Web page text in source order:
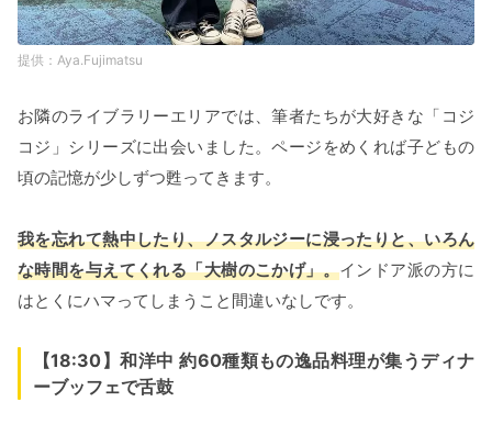
Aya.Fujimatsu
お隣のライブラリーエリアでは、筆者たちが大好きな「コジ
コジ」シリーズに出会いました。ページをめくれば子どもの
頃の記憶が少しずつ甦ってきます。
我を忘れて熱中したり、ノスタルジーに浸ったりと、いろん
な時間を与えてくれる「大樹のこかげ」。インドア派の方に
はとくにハマってしまうこと間違いなしです。
【18:30】和洋中 約60種類もの逸品料理が集うディナ
ーブッフェで舌鼓